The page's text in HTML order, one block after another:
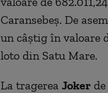
Caransebeș. De
un câștig în valoare
loto din Satu Mare.
La tragerea Jokerde